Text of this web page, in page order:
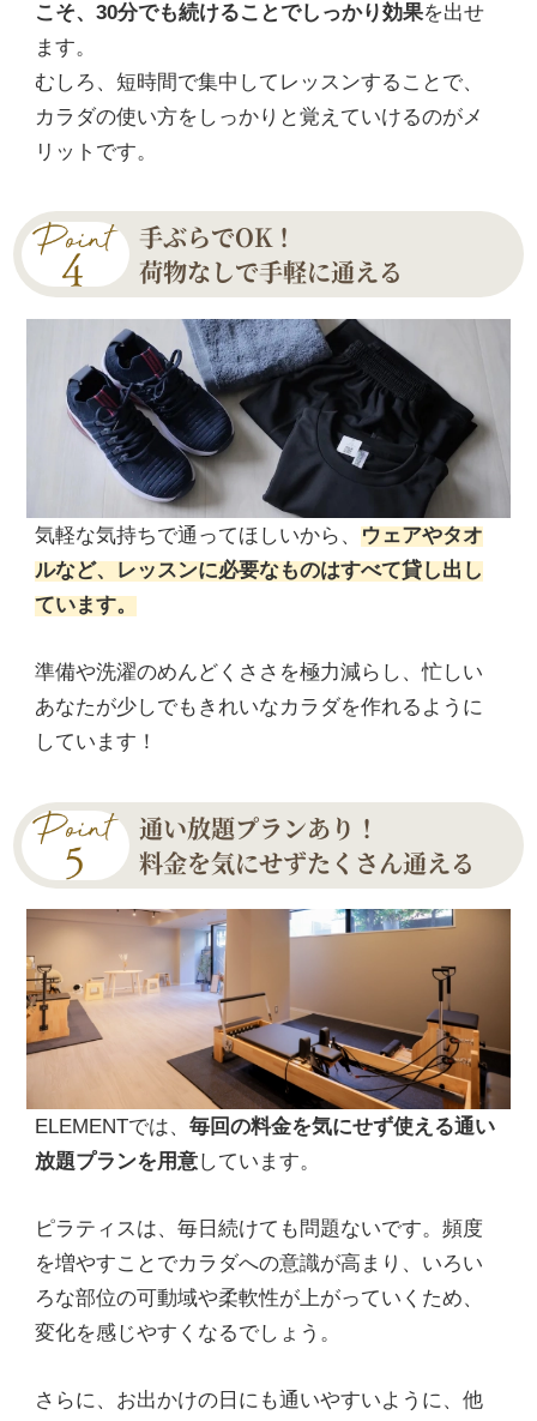
こそ、30分でも続けることでしっかり効果を出せ
ます。
むしろ、短時間で集中してレッスンすることで、
カラダの使い方をしっかりと覚えていけるのがメ
リットです。
手ぶらでOK！
荷物なしで手軽に通える
気軽な気持ちで通ってほしいから、 ウェアやタオ
ルなど、レッスンに必要なものはすべて貸し出し
ています。
準備や洗濯のめんどくささを極力減らし、忙しい
あなたが少しでもきれいなカラダを作れるように
しています！
通い放題プランあり！
料金を気にせずたくさん通える
ELEMENTでは、毎回の料金を気にせず使える通い
放題プランを用意しています。
ピラティスは、毎日続けても問題ないです。頻度
を増やすことでカラダへの意識が高まり、いろい
ろな部位の可動域や柔軟性が上がっていくため、
変化を感じやすくなるでしょう。
さらに、お出かけの日にも通いやすいように、他